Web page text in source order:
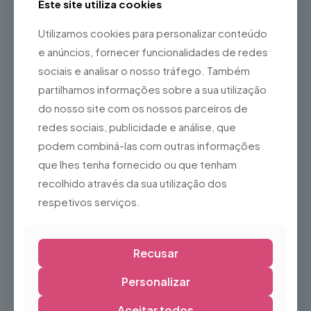
Decoração de Natal
Centros comerciais
Mercados de Natal
Eventos municipais
Montras
Hotéis e restaurantes
Empresas
Árvores de Natal
Entradas e fachadas
Laço em Tecido Esponja Vermelho – Médio
ideal para criar ambientes natalícios elegantes e
acolhedores, complementando qualquer decoração com
um toque tradicional e sofisticado.
Este site utiliza cookies
Utilizamos cookies para personalizar conteúdo
e anúncios, fornecer funcionalidades de redes
sociais e analisar o nosso tráfego. Também
partilhamos informações sobre a sua utilização
do nosso site com os nossos parceiros de
redes sociais, publicidade e análise, que
podem combiná-las com outras informações
que lhes tenha fornecido ou que tenham
recolhido através da sua utilização dos
respetivos serviços.
Recusar
Personalizar